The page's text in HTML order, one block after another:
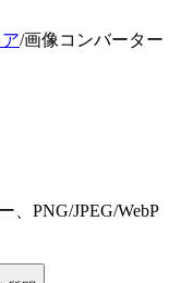
/画像コンバーター
PNG/JPEG/WebP